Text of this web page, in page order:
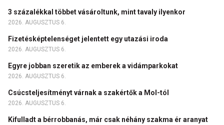
3 százalékkal többet vásároltunk, mint tavaly ilyenkor
2026. AUGUSZTUS 6.
Fizetésképtelenséget jelentett egy utazási iroda
2026. AUGUSZTUS 6.
Egyre jobban szeretik az emberek a vidámparkokat
2026. AUGUSZTUS 6.
Csúcsteljesítményt várnak a szakértők a Mol-tól
2026. AUGUSZTUS 6.
Kifulladt a bérrobbanás, már csak néhány szakma ér aranyat